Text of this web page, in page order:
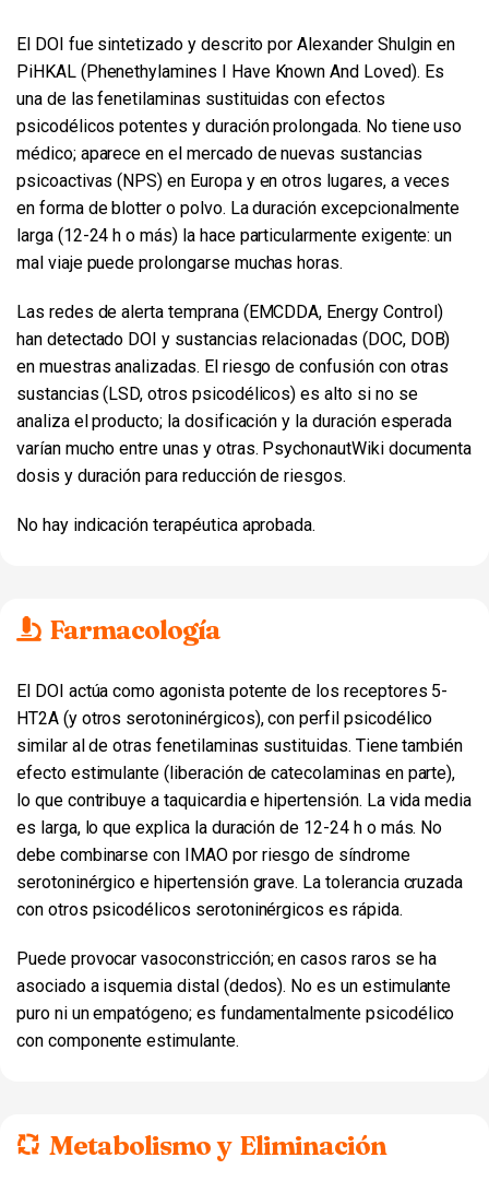
El DOI fue sintetizado y descrito por Alexander Shulgin en
PiHKAL (Phenethylamines I Have Known And Loved). Es
una de las fenetilaminas sustituidas con efectos
psicodélicos potentes y duración prolongada. No tiene uso
médico; aparece en el mercado de nuevas sustancias
psicoactivas (NPS) en Europa y en otros lugares, a veces
en forma de blotter o polvo. La duración excepcionalmente
larga (12-24 h o más) la hace particularmente exigente: un
mal viaje puede prolongarse muchas horas.
Las redes de alerta temprana (EMCDDA, Energy Control)
han detectado DOI y sustancias relacionadas (DOC, DOB)
en muestras analizadas. El riesgo de confusión con otras
sustancias (LSD, otros psicodélicos) es alto si no se
analiza el producto; la dosificación y la duración esperada
varían mucho entre unas y otras. PsychonautWiki documenta
dosis y duración para reducción de riesgos.
No hay indicación terapéutica aprobada.
Farmacología
El DOI actúa como agonista potente de los receptores 5-
HT2A (y otros serotoninérgicos), con perfil psicodélico
similar al de otras fenetilaminas sustituidas. Tiene también
efecto estimulante (liberación de catecolaminas en parte),
lo que contribuye a taquicardia e hipertensión. La vida media
es larga, lo que explica la duración de 12-24 h o más. No
debe combinarse con IMAO por riesgo de síndrome
serotoninérgico e hipertensión grave. La tolerancia cruzada
con otros psicodélicos serotoninérgicos es rápida.
Puede provocar vasoconstricción; en casos raros se ha
asociado a isquemia distal (dedos). No es un estimulante
puro ni un empatógeno; es fundamentalmente psicodélico
con componente estimulante.
Metabolismo y Eliminación